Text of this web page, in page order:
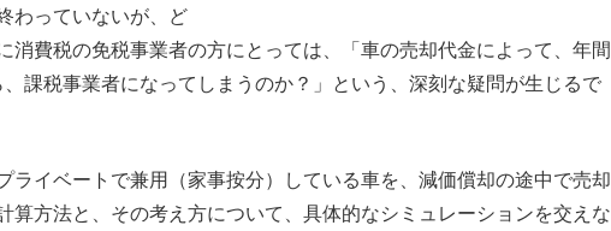
わっていないが、ど
消費税の免税事業者の方にとっては、「車の売却代金によって、年間
課税事業者になってしまうのか？」という、深刻な疑問が生じるで
ライベートで兼用（家事按分）している車を、減価償却の途中で売却
算方法と、その考え方について、具体的なシミュレーションを交えな